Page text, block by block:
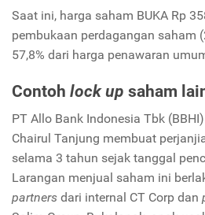
Saat ini, harga saham BUKA Rp
pembukaan perdagangan saham
57,8% dari harga penawaran
Contoh lock up saham
PT Allo Bank Indonesia Tbk
Chairul Tanjung membuat
selama 3 tahun sejak tanggal
Larangan menjual saham ini
partners dari internal CT Corp dan